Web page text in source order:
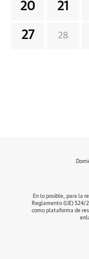
20 21
27 28
En lo posible, para la
Reglamento (UE) 524/
como plataforma de